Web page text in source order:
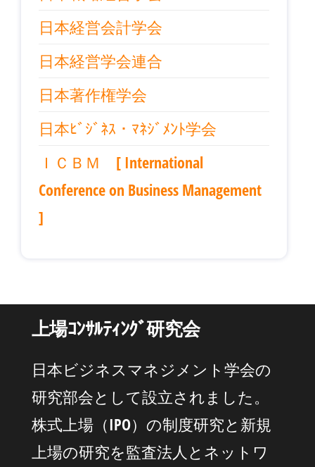
日本経営会計学会
日本経営学会連合
日本著作権学会
日本ﾋﾞｼﾞﾈｽ・ﾏﾈｼﾞﾒﾝﾄ学会
ＩＣＢＭ [ International
Conference on Business Management
]
上場ｺﾝｻﾙﾃｨﾝｸﾞ研究会
日本ビジネスマネジメント学会の
研究部会として設立されました。
株式上場（IPO）の制度研究と新規
上場の研究を監査法人とネットワ